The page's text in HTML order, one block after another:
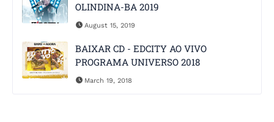
OLINDINA-BA 2019
August 15, 2019
BAIXAR CD - EDCITY AO VIVO
PROGRAMA UNIVERSO 2018
March 19, 2018